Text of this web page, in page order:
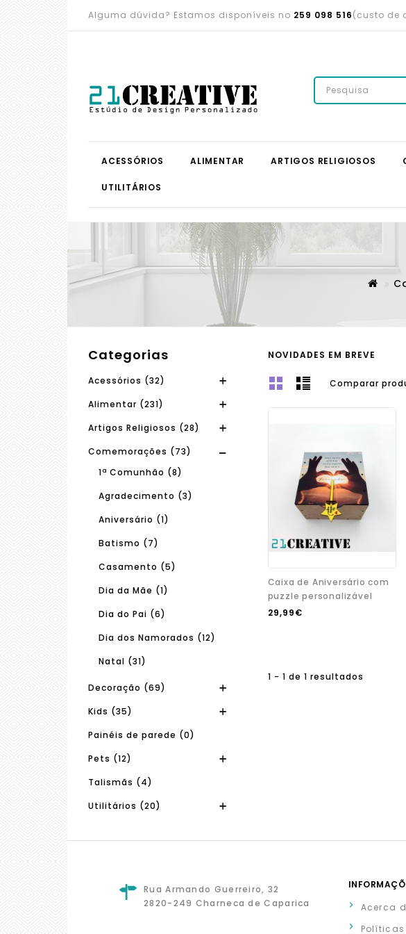
Alguma dúvida? Estamos disponíveis no 259 098 516(custo de
ACESSÓRIOS ALIMENTAR ARTIGOS RELIGIOSOS
UTILITÁRIOS
Categorias
Acessórios (32)
Alimentar (231)
Artigos Religiosos (28)
Comemorações (73)
1ª Comunhão (8)
Agradecimento (3)
Aniversário (1)
Batismo (7)
Casamento (5)
Dia da Mãe (1)
Dia do Pai (6)
Dia dos Namorados (12)
Natal (31)
Decoração (69)
Kids (35)
Painéis de parede (0)
Pets (12)
Talismãs (4)
Utilitários (20)
NOVIDADES EM BREVE
Comparar
Caixa de Aniversário com
puzzle personalizável
29,99€
1 - 1 de 1 resultados
Rua Armando Guerreiro, 32
2820-249 Charneca de Caparica
Acerca